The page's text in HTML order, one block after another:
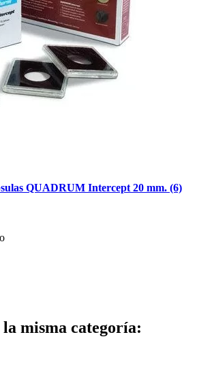
QUADRUM Intercept 20 mm. (6)
misma categoría: